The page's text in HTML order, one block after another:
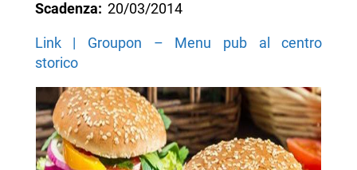
Scadenza: 20/03/2014
Link | Groupon – Menu pub al centro
storico